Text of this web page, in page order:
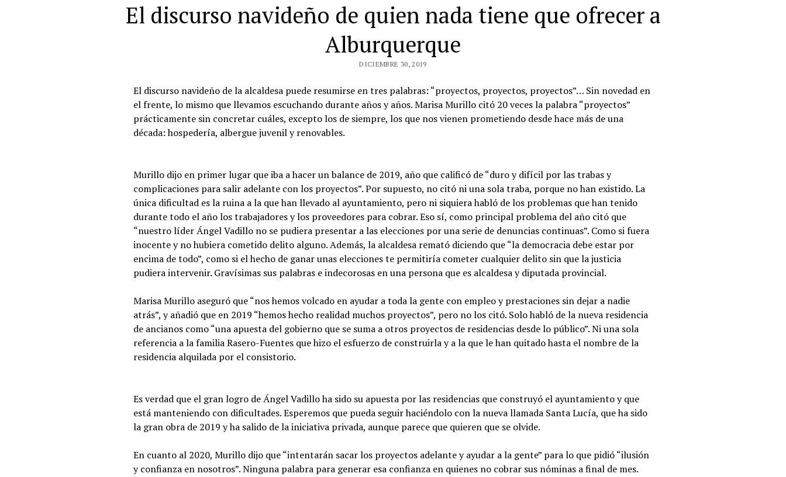
El discurso navideño de quien nada tiene que ofrecer a
Alburquerque
DICIEMBRE 30, 2019
El discurso navideño de la alcaldesa puede resumirse en tres palabras: “proyectos, proyectos, proyectos”… Sin novedad en
el frente, lo mismo que llevamos escuchando durante años y años. Marisa Murillo citó 20 veces la palabra “proyectos”
prácticamente sin concretar cuáles, excepto los de siempre, los que nos vienen prometiendo desde hace más de una
década: hospedería, albergue juvenil y renovables.
Murillo dijo en primer lugar que iba a hacer un balance de 2019, año que calificó de “duro y difícil por las trabas y
complicaciones para salir adelante con los proyectos”. Por supuesto, no citó ni una sola traba, porque no han existido. La
única dificultad es la ruina a la que han llevado al ayuntamiento, pero ni siquiera habló de los problemas que han tenido
durante todo el año los trabajadores y los proveedores para cobrar. Eso sí, como principal problema del año citó que
“nuestro líder Ángel Vadillo no se pudiera presentar a las elecciones por una serie de denuncias continuas”. Como si fuera
inocente y no hubiera cometido delito alguno. Además, la alcaldesa remató diciendo que “la democracia debe estar por
encima de todo”, como si el hecho de ganar unas elecciones te permitiría cometer cualquier delito sin que la justicia
pudiera intervenir. Gravísimas sus palabras e indecorosas en una persona que es alcaldesa y diputada provincial.
Marisa Murillo aseguró que “nos hemos volcado en ayudar a toda la gente con empleo y prestaciones sin dejar a nadie
atrás”, y añadió que en 2019 “hemos hecho realidad muchos proyectos”, pero no los citó. Solo habló de la nueva residencia
de ancianos como “una apuesta del gobierno que se suma a otros proyectos de residencias desde lo público”. Ni una sola
referencia a la familia Rasero-Fuentes que hizo el esfuerzo de construirla y a la que le han quitado hasta el nombre de la
residencia alquilada por el consistorio.
Es verdad que el gran logro de Ángel Vadillo ha sido su apuesta por las residencias que construyó el ayuntamiento y que
está manteniendo con dificultades. Esperemos que pueda seguir haciéndolo con la nueva llamada Santa Lucía, que ha sido
la gran obra de 2019 y ha salido de la iniciativa privada, aunque parece que quieren que se olvide.
En cuanto al 2020, Murillo dijo que “intentarán sacar los proyectos adelante y ayudar a la gente” para lo que pidió “ilusión
y confianza en nosotros”. Ninguna palabra para generar esa confianza en quienes no cobrar sus nóminas a final de mes.